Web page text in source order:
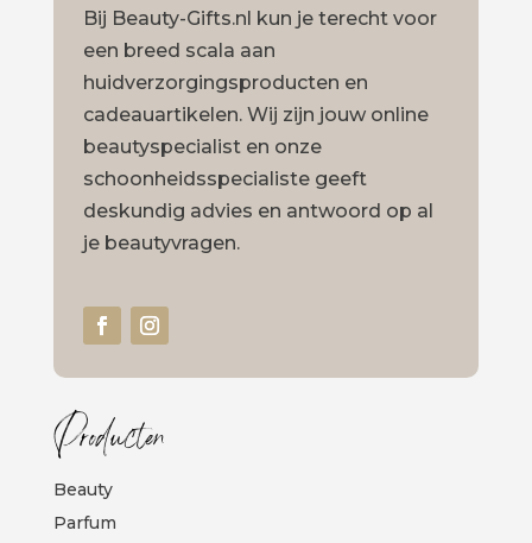
Bij Beauty-Gifts.nl kun je terecht voor
een breed scala aan
huidverzorgingsproducten en
cadeauartikelen. Wij zijn jouw online
beautyspecialist en onze
schoonheidsspecialiste geeft
deskundig advies en antwoord op al
je beautyvragen.
Producten
Beauty
Parfum